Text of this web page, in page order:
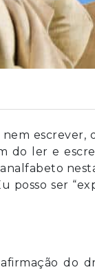
escrever,
do ler e
posso ser
do